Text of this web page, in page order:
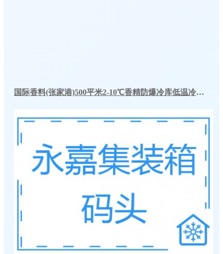
国际香料(张家港)500平米2-10℃香精防爆冷库低温冷藏室工程建造方案